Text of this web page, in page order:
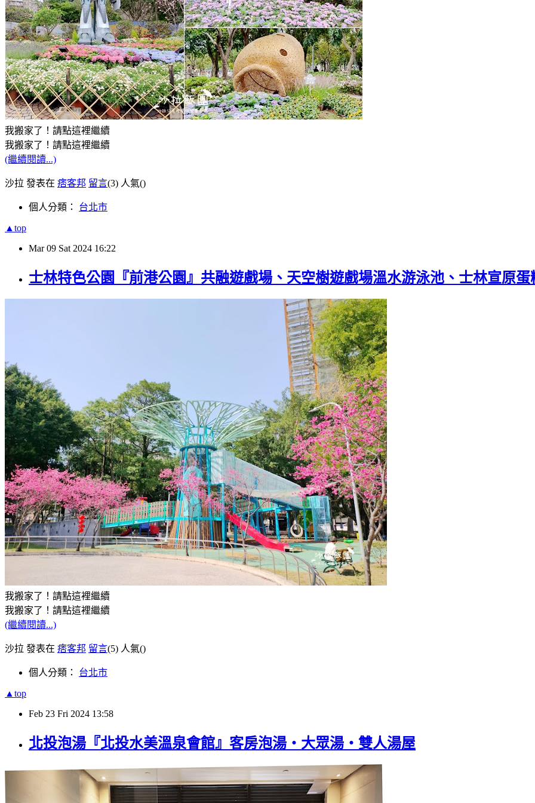
我搬家了！請點這裡繼續
我搬家了！請點這裡繼續
(繼續閱讀...)
沙拉 發表在 痞客邦 留言(3) 人氣()
個人分類： 台北市
▲top
Mar 09 Sat 2024 16:22
士林特色公園『前港公園』共融遊戲場、天空樹遊戲場溫水游泳池、士林宣原
我搬家了！請點這裡繼續
我搬家了！請點這裡繼續
(繼續閱讀...)
沙拉 發表在 痞客邦 留言(5) 人氣()
個人分類： 台北市
▲top
Feb 23 Fri 2024 13:58
北投泡湯『北投水美溫泉會館』客房泡湯・大眾湯・雙人湯屋